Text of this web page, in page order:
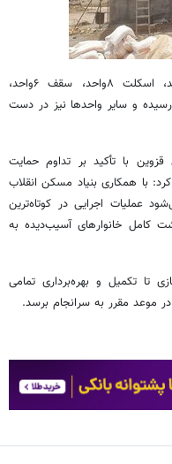
ربیعی ادامه داد: تاکنون فونداسیون ۱۰واحد، اسکلت ۸واحد، سقف ۶واحد،
۲واحد به اتمام رسیده و سایر واحدها نیز در دست
با تأکید بر تداوم حمایت
با همکاری بنیاد مسکن انقلاب
عملیات اجرایی در کوتاه‌ترین
کامل خانوارهای آسیب‌دیده به
تا تکمیل و بهره‌برداری تمامی
در موعد مقرر به سرانجام برسد.